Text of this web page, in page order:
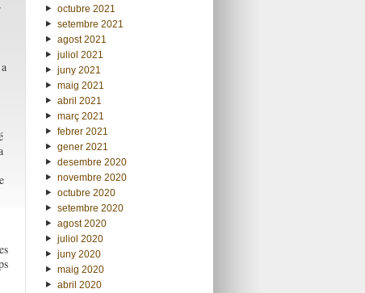
octubre 2021
setembre 2021
agost 2021
juliol 2021
juny 2021
maig 2021
abril 2021
març 2021
febrer 2021
gener 2021
desembre 2020
novembre 2020
octubre 2020
setembre 2020
agost 2020
juliol 2020
juny 2020
maig 2020
abril 2020